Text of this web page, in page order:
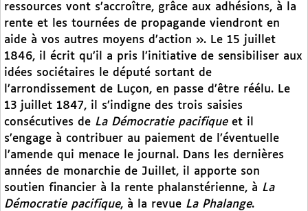
ressources vont s’accroître, grâce aux adhésions, à la
rente et les tournées de propagande viendront en
aide à vos autres moyens d’action ». Le 15 juillet
1846, il écrit qu’il a pris l’initiative de sensibiliser aux
idées sociétaires le député sortant de
l’arrondissement de Luçon, en passe d’être réélu. Le
13 juillet 1847, il s’indigne des trois saisies
consécutives de La Démocratie pacifiqueet il
s’engage à contribuer au paiement de l’éventuelle
l’amende qui menace le journal. Dans les dernières
années de monarchie de Juillet, il apporte son
soutien financier à la rente phalanstérienne, à La
Démocratie pacifique, à la revue La Phalange.